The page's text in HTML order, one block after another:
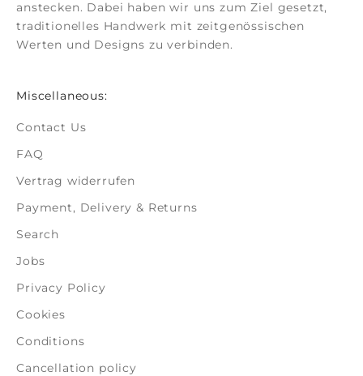
anstecken. Dabei haben wir uns zum Ziel gesetzt,
traditionelles Handwerk mit zeitgenössischen
Werten und Designs zu verbinden.
Miscellaneous:
Contact Us
FAQ
Vertrag widerrufen
Payment, Delivery & Returns
Search
Jobs
Privacy Policy
Cookies
Conditions
Cancellation policy